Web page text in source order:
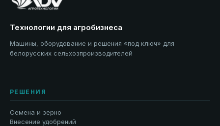
Технологии для агробизнеса
Машины, оборудование и решения «под ключ» для
белорусских сельхозпроизводителей
РЕШЕНИЯ
Семена и зерно
Внесение удобрений